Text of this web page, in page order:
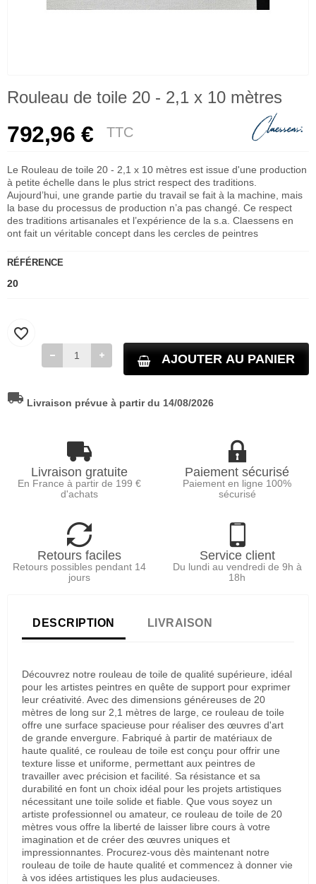
Rouleau de toile 20 - 2,1 x 10 mètres
792,96 € TTC
Le Rouleau de toile 20 - 2,1 x 10 mètres est issue d'une production
à petite échelle dans le plus strict respect des traditions.
Aujourd’hui, une grande partie du travail se fait à la machine, mais
la base du processus de production n’a pas changé. Ce respect
des traditions artisanales et l’expérience de la s.a. Claessens en
ont fait un véritable concept dans les cercles de peintres
RÉFÉRENCE
20
AJOUTER AU PANIER
favorite_border
local_shipping Livraison prévue à partir du 14/08/2026
Livraison gratuite
En France à partir de 199 €
d'achats
Paiement sécurisé
Paiement en ligne 100%
sécurisé
Retours faciles
Retours possibles pendant 14
jours
Service client
Du lundi au vendredi de 9h à
18h
DESCRIPTION LIVRAISON
Découvrez notre rouleau de toile de qualité supérieure, idéal
pour les artistes peintres en quête de support pour exprimer
leur créativité. Avec des dimensions généreuses de 20
mètres de long sur 2,1 mètres de large, ce rouleau de toile
offre une surface spacieuse pour réaliser des œuvres d'art
de grande envergure. Fabriqué à partir de matériaux de
haute qualité, ce rouleau de toile est conçu pour offrir une
texture lisse et uniforme, permettant aux peintres de
travailler avec précision et facilité. Sa résistance et sa
durabilité en font un choix idéal pour les projets artistiques
nécessitant une toile solide et fiable. Que vous soyez un
artiste professionnel ou amateur, ce rouleau de toile de 20
mètres vous offre la liberté de laisser libre cours à votre
imagination et de créer des œuvres uniques et
impressionnantes. Procurez-vous dès maintenant notre
rouleau de toile de haute qualité et commencez à donner vie
à vos idées artistiques les plus audacieuses.